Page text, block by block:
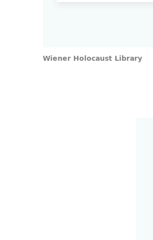
Wiener Holocaust Library